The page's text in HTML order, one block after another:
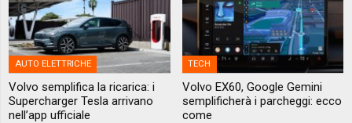
AUTO ELETTRICHE
Volvo semplifica la ricarica: i
Supercharger Tesla arrivano
nell’app ufficiale
TECH
Volvo EX60, Google Gemini
semplificherà i parcheggi: ecco
come